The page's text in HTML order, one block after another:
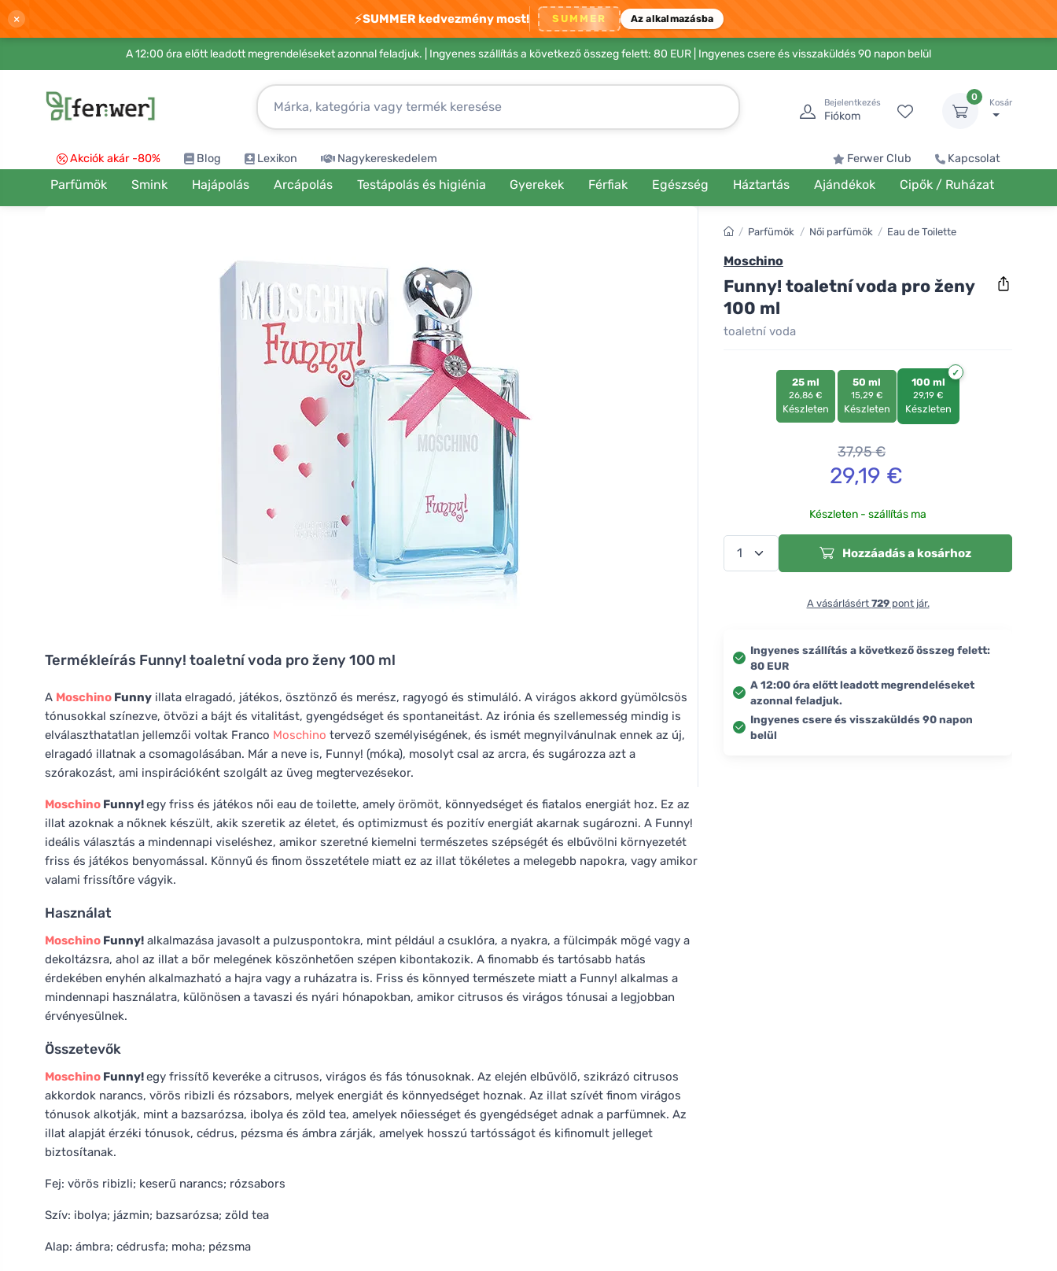
× ⚡SUMMER kedvezmény most! SUMMER Az alkalmazásba
A 12:00 óra előtt leadott megrendeléseket azonnal feladjuk. | Ingyenes szállítás a következő összeg felett: 80 EUR | Ingyenes csere és visszaküldés 90 napon belül
Bejelentkezés
Fiókom
0
Kosár
Akciók akár -80% Blog Lexikon Nagykereskedelem Ferwer Club Kapcsolat
Parfümök Smink Hajápolás Arcápolás Testápolás és higiénia Gyerekek Férfiak Egészség Háztartás Ajándékok Cipők / Ruházat
Termékleírás Funny! toaletní voda pro ženy 100 ml
A Moschino Funny illata elragadó, játékos, ösztönző és merész, ragyogó és stimuláló. A virágos akkord gyümölcsös
tónusokkal színezve, ötvözi a bájt és vitalitást, gyengédséget és spontaneitást. Az irónia és szellemesség mindig is
elválaszthatatlan jellemzői voltak Franco Moschino tervező személyiségének, és ismét megnyilvánulnak ennek az új,
elragadó illatnak a csomagolásában. Már a neve is, Funny! (móka), mosolyt csal az arcra, és sugározza azt a
szórakozást, ami inspirációként szolgált az üveg megtervezésekor.
Moschino Funny!egy friss és játékos női eau de toilette, amely örömöt, könnyedséget és fiatalos energiát hoz. Ez az
illat azoknak a nőknek készült, akik szeretik az életet, és optimizmust és pozitív energiát akarnak sugározni. A Funny!
ideális választás a mindennapi viseléshez, amikor szeretné kiemelni természetes szépségét és elbűvölni környezetét
friss és játékos benyomással. Könnyű és finom összetétele miatt ez az illat tökéletes a melegebb napokra, vagy amikor
valami frissítőre vágyik.
Használat
Moschino Funny! alkalmazása javasolt a pulzuspontokra, mint például a csuklóra, a nyakra, a fülcimpák mögé vagy a
dekoltázsra, ahol az illat a bőr melegének köszönhetően szépen kibontakozik. A finomabb és tartósabb hatás
érdekében enyhén alkalmazható a hajra vagy a ruházatra is. Friss és könnyed természete miatt a Funny! alkalmas a
mindennapi használatra, különösen a tavaszi és nyári hónapokban, amikor citrusos és virágos tónusai a legjobban
érvényesülnek.
Összetevők
Moschino Funny!egy frissítő keveréke a citrusos, virágos és fás tónusoknak. Az elején elbűvölő, szikrázó citrusos
akkordok narancs, vörös ribizli és rózsabors, melyek energiát és könnyedséget hoznak. Az illat szívét finom virágos
tónusok alkotják, mint a bazsarózsa, ibolya és zöld tea, amelyek nőiességet és gyengédséget adnak a parfümnek. Az
illat alapját érzéki tónusok, cédrus, pézsma és ámbra zárják, amelyek hosszú tartósságot és kifinomult jelleget
biztosítanak.
Fej: vörös ribizli; keserű narancs; rózsabors
Szív: ibolya; jázmin; bazsarózsa; zöld tea
Alap: ámbra; cédrusfa; moha; pézsma
/ Parfümök / Női parfümök / Eau de Toilette
Moschino
Funny! toaletní voda pro ženy
100 ml
toaletní voda
25 ml
26,86 €
Készleten
50 ml
15,29 €
Készleten
100 ml
29,19 €
Készleten
37,95€
29,19 €
Készleten - szállítás ma
Hozzáadás a kosárhoz
A vásárlásért 729pont jár.
Ingyenes szállítás a következő összeg felett:
80 EUR
A 12:00 óra előtt leadott megrendeléseket
azonnal feladjuk.
Ingyenes csere és visszaküldés 90 napon
belül